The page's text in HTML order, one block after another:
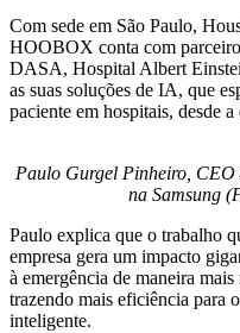
Com sede em São Paulo,
HOOBOX conta com
DASA, Hospital Albert
as suas soluções de IA, que
paciente em hospitais, desde
Paulo Gurgel Pinheiro,
na Samsung
Paulo explica que o trabalho
empresa gera um impacto
à emergência de maneira
trazendo mais eficiência para
inteligente.